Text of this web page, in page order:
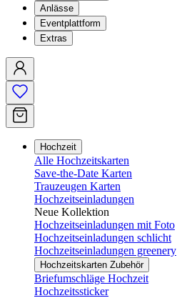
Anlässe
Eventplattform
Extras
Hochzeit
Alle Hochzeitskarten
Save-the-Date Karten
Trauzeugen Karten
Hochzeitseinladungen
Neue Kollektion
Hochzeitseinladungen mit Foto
Hochzeitseinladungen schlicht
Hochzeitseinladungen greenery
Hochzeitskarten Zubehör
Briefumschläge Hochzeit
Hochzeitssticker